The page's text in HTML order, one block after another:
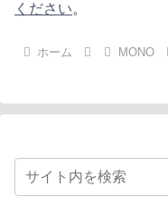
ください。
ホーム MONO